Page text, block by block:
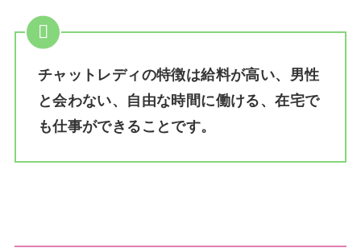
チャットレディの特徴は給料が高い、男性
と会わない、自由な時間に働ける、在宅で
も仕事ができることです。